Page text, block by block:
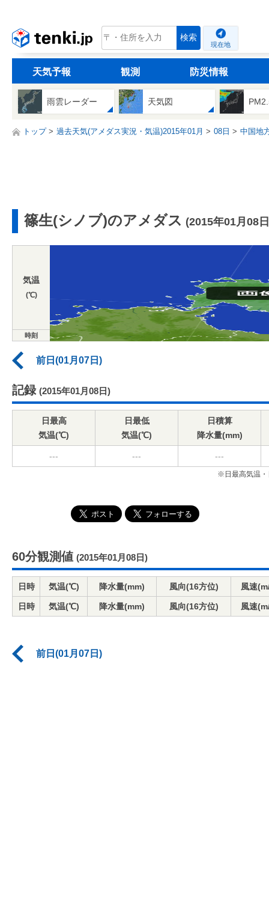
tenki.jp 検索
現在地
天気予報 観測 防災情報
雨雲レーダー 天気図
トップ 過去天気(アメダス実況・気温)2015年01月 08日 中国地
篠生(シノブ)のアメダス (2015年01月08
気温
(℃)
時刻
前日(01月07日)
記録 (2015年01月08日)
日最高
気温(℃)
日最低
気温(℃)
日積算
降水量(mm)
--- --- ---
※日最高気温・
60分観測値 (2015年01月08日)
日時 気温(℃) 降水量(mm) 風向(16方位) 風速
日時 気温(℃) 降水量(mm) 風向(16方位) 風速
前日(01月07日)